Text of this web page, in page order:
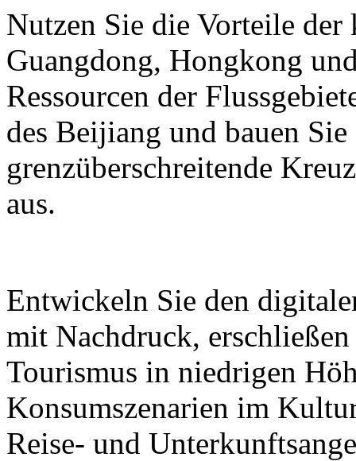
Nutzen Sie die Vorteile der
Guangdong, Hongkong
Ressourcen der
des Beijiang und bauen
grenzüberschreitende
aus.
Entwickeln Sie den
mit Nachdruck,
Tourismus in niedrigen
Konsumszenarien im
Reise- und